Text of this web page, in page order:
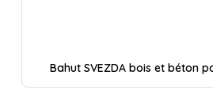
Bahut SVEZDA bois et béton